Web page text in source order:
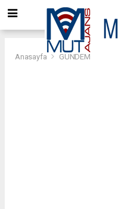
Anasayfa GÜNDEM